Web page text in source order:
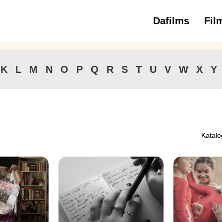
Dafilms 3
K L M N O P Q R S T U V W X Y